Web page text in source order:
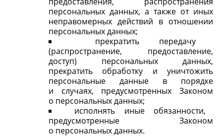
персональных данных, а также от иных
неправомерных действий в отношении
персональных данных;
прекратить передачу
(распространение, предоставление,
доступ) персональных данных,
прекратить обработку и уничтожить
персональные данные в порядке
и случаях, предусмотренных Законом
о персональных данных;
исполнять иные обязанности,
предусмотренные Законом
о персональных данных.